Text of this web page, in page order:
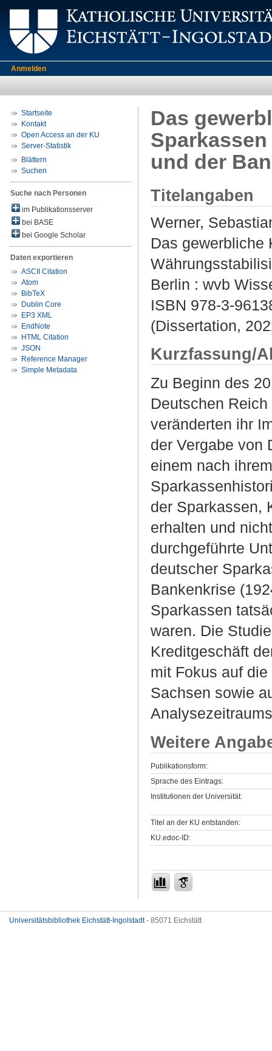
Anmelden
Startseite
Kontakt
Open Access an der KU
Server-Statistik
Blättern
Suchen
Suche nach Personen
im Publikationsserver
bei BASE
bei Google Scholar
Daten exportieren
ASCII Citation
Atom
BibTeX
Dublin Core
EP3 XML
EndNote
HTML Citation
JSON
Reference Manager
Simple Metadata
Das
und der
Titelangaben
Werner,
Das gewerbliche
Berlin : wvb
ISBN 978-3-
(Dissertation,
Kurzfassung/
Zu Beginn des
Deutschen
veränderten ihr
der Vergabe von
einem nach
der Sparkassen,
erhalten und
durchgeführte
deutscher
Bankenkrise
Sparkassen
waren. Die
Kreditgeschäft
mit Fokus auf
Sachsen sowie
Weitere
Publikationsform:
Sprache des Eintrags:
Institutionen der Universität:
Titel an der KU entstanden:
KU.edoc-ID:
Universitätsbibliothek Eichstätt-Ingolstadt- 85071 Eichstätt